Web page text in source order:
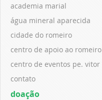
academia marial
água mineral aparecida
cidade do romeiro
centro de apoio ao romeiro
centro de eventos pe. vitor
contato
doação